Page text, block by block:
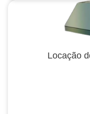
Locação